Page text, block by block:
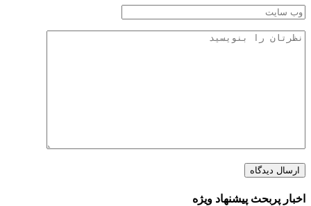
اخبار پربحث پیشنهاد ویژه